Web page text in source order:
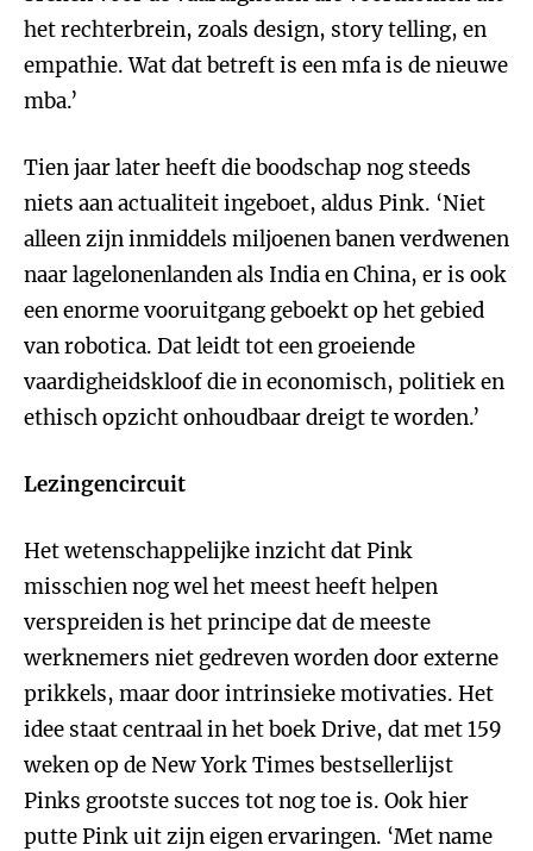
het rechterbrein, zoals design, story telling, en
empathie. Wat dat betreft is een mfa is de nieuwe
mba.’
Tien jaar later heeft die boodschap nog steeds
niets aan actualiteit ingeboet, aldus Pink. ‘Niet
alleen zijn inmiddels miljoenen banen verdwenen
naar lagelonenlanden als India en China, er is ook
een enorme vooruitgang geboekt op het gebied
van robotica. Dat leidt tot een groeiende
vaardigheidskloof die in economisch, politiek en
ethisch opzicht onhoudbaar dreigt te worden.’
Lezingencircuit
Het wetenschappelijke inzichtdat Pink
misschien nog wel het meest heeft helpen
verspreiden is het principe dat de meeste
werknemers niet gedreven worden door externe
prikkels, maar door intrinsieke motivaties. Het
idee staat centraal in het boek Drive, dat met 159
weken op de New York Times bestsellerlijst
Pinks grootste succes tot nog toe is. Ook hier
putte Pink uit zijn eigen ervaringen. ‘Met name